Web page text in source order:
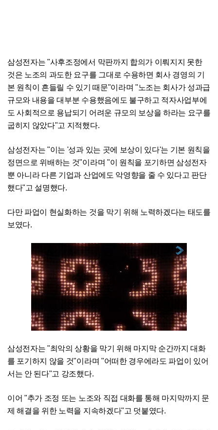
삼성전자는 "사후조정에서 막판까지 합의가 이뤄지지 못한
것은 노조의 과도한 요구를 그대로 수용하면 회사 경영의 기
본 원칙이 흔들릴 수 있기 때문"이라며 "노조는 회사가 성과급
규모와 내용을 대부분 수용했음에도 불구하고 적자사업부에
도 사회적으로 용납되기 어려운 규모의 보상을 하라는 요구를
굽히지 않았다"고 지적했다.
삼성전자는 "이는 '성과 있는 곳에 보상이 있다'는 기본 원칙을
정면으로 위배하는 것"이라며 "이 원칙을 포기하면 삼성전자
뿐 아니라 다른 기업과 산업에도 악영향을 줄 수 있다고 판단
했다"고 설명했다.
다만 파업이 현실화하는 것을 막기 위해 노력하겠다는 태도를
보였다.
삼성전자는 "최악의 상황을 막기 위해 마지막 순간까지 대화
를 포기하지 않을 것"이라며 "어떠한 경우에라도 파업이 있어
서는 안 된다"고 강조했다.
이어 "추가 조정 또는 노조와 직접 대화를 통해 마지막까지 문
제 해결을 위한 노력을 지속하겠다"고 덧붙였다.